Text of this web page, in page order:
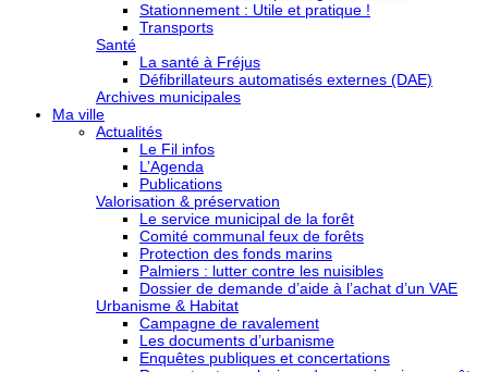
Stationnement : Utile et pratique !
Transports
Santé
La santé à Fréjus
Défibrillateurs automatisés externes (DAE)
Archives municipales
Ma ville
Actualités
Le Fil infos
L’Agenda
Publications
Valorisation & préservation
Le service municipal de la forêt
Comité communal feux de forêts
Protection des fonds marins
Palmiers : lutter contre les nuisibles
Dossier de demande d’aide à l’achat d’un VAE
Urbanisme & Habitat
Campagne de ravalement
Les documents d’urbanisme
Enquêtes publiques et concertations